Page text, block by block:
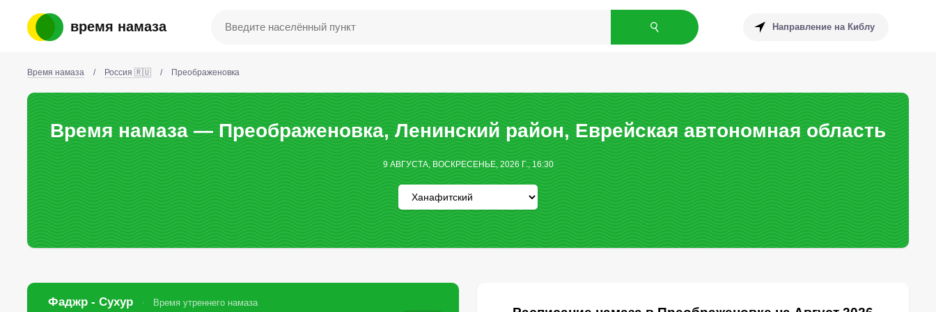
время намаза Направление на Киблу
Время намаза / Россия 🇷🇺 / Преображеновка
Время намаза — Преображеновка, Ленинский район, Еврейская автономная область
9 АВГУСТА, ВОСКРЕСЕНЬЕ, 2026 Г., 16:30
Фаджр - Сухур Время утреннего намаза